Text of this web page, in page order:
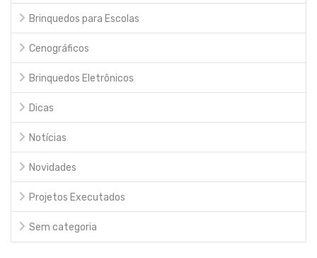
Brinquedos para Escolas
Cenográficos
Brinquedos Eletrônicos
Dicas
Notícias
Novidades
Projetos Executados
Sem categoria